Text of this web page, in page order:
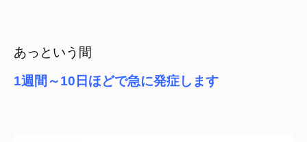
1週間～10日ほどで急に発症します